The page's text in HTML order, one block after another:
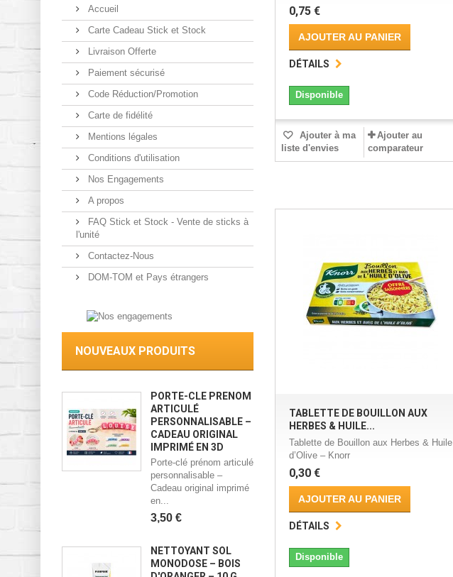
Accueil
Carte Cadeau Stick et Stock
Livraison Offerte
Paiement sécurisé
Code Réduction/Promotion
Carte de fidélité
Mentions légales
Conditions d'utilisation
Nos Engagements
A propos
FAQ Stick et Stock - Vente de sticks à
l'unité
Contactez-Nous
DOM-TOM et Pays étrangers
NOUVEAUX PRODUITS
PORTE-CLÉ PRÉNOM
ARTICULÉ
PERSONNALISABLE –
CADEAU ORIGINAL
IMPRIMÉ EN 3D
Porte-clé prénom articulé
personnalisable –
Cadeau original imprimé
en...
3,50 €
NETTOYANT SOL
MONODOSE – BOIS
0,75 €
AJOUTER AU PANIER
DÉTAILS
Disponible
Ajouter à ma
liste d'envies
Ajouter au
comparateur
TABLETTE DE BOUILLON AUX
HERBES & HUILE...
Tablette de Bouillon aux Herbes & Huile
d’Olive – Knorr
0,30 €
AJOUTER AU PANIER
DÉTAILS
Disponible